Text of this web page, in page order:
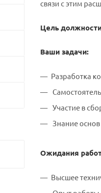
связи с этим
Цель
Ваши задачи:
Разработка
Участие в
Знание
Ожидания
Высшее